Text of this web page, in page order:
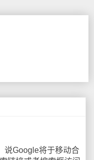
Google将于移动合